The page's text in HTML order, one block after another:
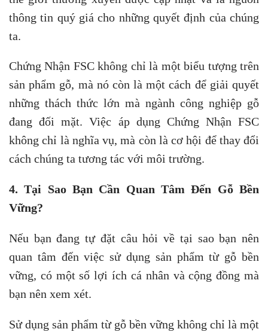
thông tin quý giá cho những quyết định của chúng
ta.
Chứng Nhận FSC không chỉ là một biểu tượng trên
sản phẩm gỗ, mà nó còn là một cách để giải quyết
những thách thức lớn mà ngành công nghiệp gỗ
đang đối mặt. Việc áp dụng Chứng Nhận FSC
không chỉ là nghĩa vụ, mà còn là cơ hội để thay đổi
cách chúng ta tương tác với môi trường.
4. Tại Sao Bạn Cần Quan Tâm Đến Gỗ Bền
Vững?
Nếu bạn đang tự đặt câu hỏi về tại sao bạn nên
quan tâm đến việc sử dụng sản phẩm từ gỗ bền
vững, có một số lợi ích cá nhân và cộng đồng mà
bạn nên xem xét.
Sử dụng sản phẩm từ gỗ bền vững không chỉ là một